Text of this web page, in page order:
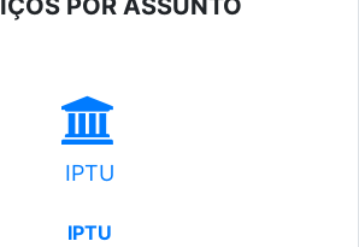
POR ASSUNTO
IPTU
IPTU